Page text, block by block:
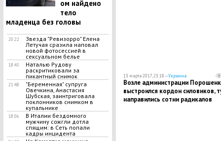
ом найдено
тело
младенца без головы
20:22
Звезда "Ревизорро" Елена
Летучая сразила наповал
новой фотосессией в
сексуальном белье
18:45
Наталью Рудову
раскритиковали за
пикантный снимок
21:48
"Беременная" супруга
Овечкина, Анастасия
Шубская, заинтриговала
поклонников снимком в
купальнике
18:06
В Италии бездомного
мужчину сожгли дотла
спящим: в Сеть попали
кадры инцидента
13 марта 2017, 23:18 —Украина
Возле администрации
выстроился кордон силовиков,
направились сотни радикалов